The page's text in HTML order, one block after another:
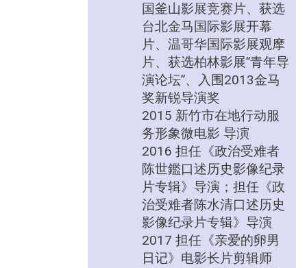
国釜山影展竞赛片、获选
台北金马国际影展开幕
片、温哥华国际影展观摩
片、获选柏林影展”青年导
演论坛”、入围2013金马
奖新锐导演奖
2015 新竹市在地行动服
务形象微电影 导演
2016 担任《政治受难者
陈世鑑口述历史影像纪录
片专辑》导演；担任《政
治受难者陈水清口述历史
影像纪录片专辑》导演
2017 担任《亲爱的卵男
日记》电影长片剪辑师